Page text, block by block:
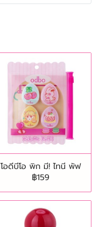
โอดีบีโอ พิก มี! ไทนี พัฟ
฿159